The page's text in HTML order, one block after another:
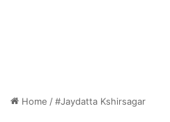
Home /#Jaydatta Kshirsagar